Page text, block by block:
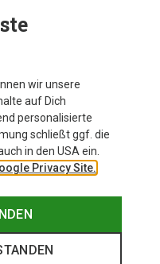
wir unsere
auf Dich
personalisierte
schließt ggf. die
in den USA ein.
Privacy Site.